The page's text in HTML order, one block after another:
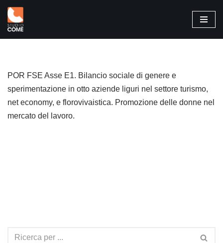
Vai
al
POR FSE Asse E1. Bilancio sociale di genere e
sperimentazione in otto aziende liguri nel settore turismo,
net economy, e florovivaistica. Promozione delle donne nel
mercato del lavoro.